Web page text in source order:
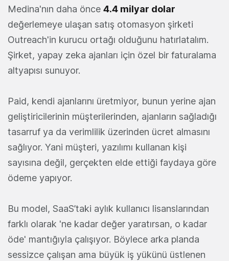
Medina'nın daha önce 4.4 milyar dolar
değerlemeye ulaşan satış otomasyon şirketi
Outreach'in kurucu ortağı olduğunu hatırlatalım.
Şirket, yapay zeka ajanları için özel bir faturalama
altyapısı sunuyor.
Paid, kendi ajanlarını üretmiyor, bunun yerine ajan
geliştiricilerinin müşterilerinden, ajanların sağladığı
tasarruf ya da verimlilik üzerinden ücret almasını
sağlıyor. Yani müşteri, yazılımı kullanan kişi
sayısına değil, gerçekten elde ettiği faydaya göre
ödeme yapıyor.
Bu model, SaaS’taki aylık kullanıcı lisanslarından
farklı olarak 'ne kadar değer yaratırsan, o kadar
öde' mantığıyla çalışıyor. Böylece arka planda
sessizce çalışan ama büyük iş yükünü üstlenen